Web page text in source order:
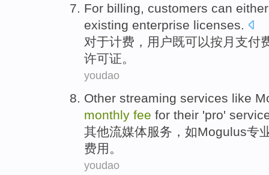
For billing, customers can either
existing enterprise licenses.
对于计费 ， 用户既可以按 月 支付
许可证。
youdao
Other streaming services like
monthly fee for their 'pro'
其他流媒体服务 ， 如Mogulus专
费用 。
youdao